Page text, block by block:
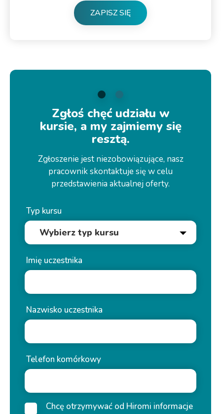
ZAPISZ SIĘ
Zgłoś chęć udziału w
kursie, a my zajmiemy się
resztą.
Zgłoszenie jest niezobowiązujące, nasz
pracownik skontaktuje się w celu
przedstawienia aktualnej oferty.
Typ kursu
Imię uczestnika
Nazwisko uczestnika
Telefon komórkowy
Chcę otrzymywać od Hiromi informacje